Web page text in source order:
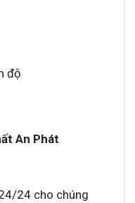
độ
An Phát
24 cho chúng